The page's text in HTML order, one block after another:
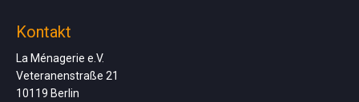
Kontakt
La Ménagerie e.V.
Veteranenstraße 21
10119 Berlin